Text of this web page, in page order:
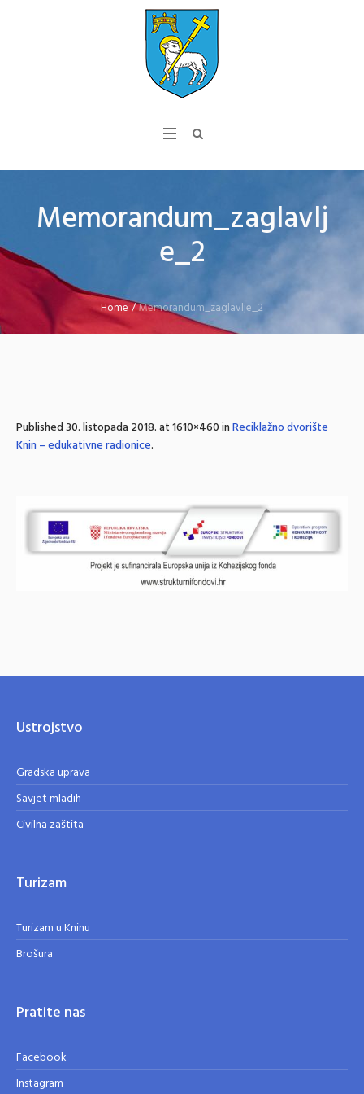
Memorandum_zaglavlj
e_2
Home/Memorandum_zaglavlje_2
Published30. listopada 2018.at 1610×460 inReciklažno dvorište
Knin – edukativne radionice.
Ustrojstvo
Gradska uprava
Savjet mladih
Civilna zaštita
Turizam
Turizam u Kninu
Brošura
Pratite nas
Facebook
Instagram